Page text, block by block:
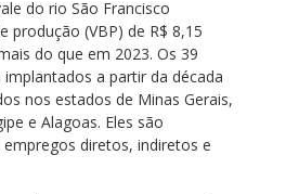
do rio São Francisco
produção (VBP) de R$ 8,15
do que em 2023. Os 39
a partir da década
nos estados de Minas Gerais,
e Alagoas. Eles são
diretos, indiretos e